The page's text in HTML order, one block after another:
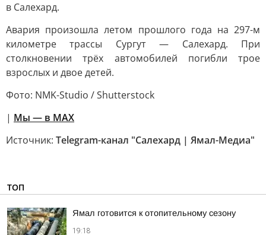
в Салехард.
Авария произошла летом прошлого года на 297-м
километре трассы Сургут — Салехард. При
столкновении трёх автомобилей погибли трое
взрослых и двое детей.
Фото: NMK-Studio / Shutterstock
| Мы — в МАХ
Источник: Telegram-канал "Салехард | Ямал-Медиа"
ТОП
Ямал готовится к отопительному сезону
19:18